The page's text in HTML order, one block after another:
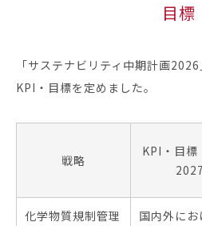
目標
「サステナビリティ中期計画
KPI・目標を定めました。
戦略
KPI・目
化学物質規制管理
国内外に